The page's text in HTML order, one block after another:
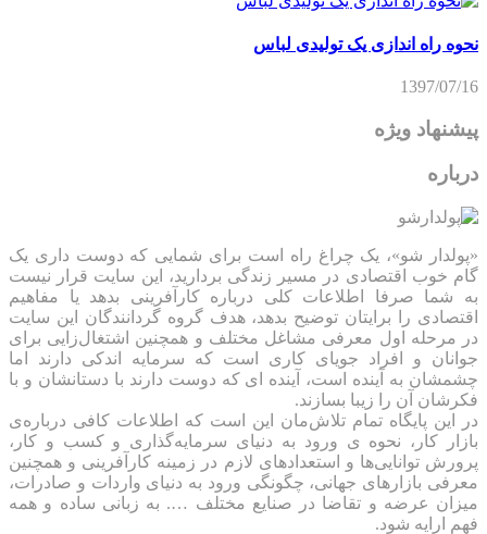
نحوه راه اندازی یک تولیدی لباس
1397/07/16
پیشنهاد ویژه
درباره
«پولدار شو»، یک چراغ راه است برای شمایی که دوست داری یک
گام خوب اقتصادی در مسیر زندگی بردارید، این سایت قرار نیست
به شما صرفا اطلاعات کلی درباره کارآفرینی بدهد یا مفاهیم
اقتصادی را برایتان توضیح بدهد، هدف گروه گردانندگان این سایت
در مرحله اول معرفی مشاغل مختلف و همچنین اشتغال‌زایی برای
جوانان و افراد جویای کاری است که سرمایه اندکی دارند اما
چشمشان به آینده است، آینده ای که دوست دارند با دستانشان و با
فکرشان آن را زیبا بسازند.
در این پایگاه تمام تلاش‌مان این است که ‌اطلاعات کافی درباره‌ی
بازار کار، نحوه ی ورود به دنیای سرمایه‌گذاری و کسب و کار،
پرورش توانایی‌ها و استعدادهای لازم در زمینه کارآفرینی و همچنین
معرفی بازارهای جهانی، چگونگی ورود به دنیای واردات و صادرات،
میزان عرضه و تقاضا در صنایع مختلف …. به زبانی ساده و همه
فهم ارایه شود.